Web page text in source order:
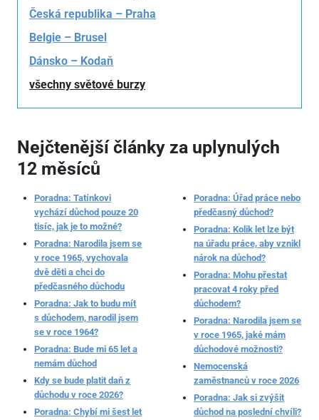
Česká republika – Praha
Belgie – Brusel
Dánsko – Kodaň
všechny světové burzy
Nejčtenější články za uplynulých
12 měsíců
Poradna: Tatínkovi
vychází důchod pouze 20
tisíc, jak je to možné?
Poradna: Narodila jsem se
v roce 1965, vychovala
dvě děti a chci do
předčasného důchodu
Poradna: Jak to budu mít
s důchodem, narodil jsem
se v roce 1964?
Poradna: Bude mi 65 let a
nemám důchod
Kdy se bude platit daň z
důchodu v roce 2026?
Poradna: Chybí mi šest let
Poradna: Úřad práce nebo
předčasný důchod?
Poradna: Kolik let lze být
na úřadu práce, aby vznikl
nárok na důchod?
Poradna: Mohu přestat
pracovat 4 roky před
důchodem?
Poradna: Narodila jsem se
v roce 1965, jaké mám
důchodové možnosti?
Nemocenská
zaměstnanců v roce 2026
Poradna: Jak si zvýšit
důchod na poslední chvíli?